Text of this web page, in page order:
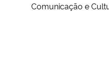
Comunicação e